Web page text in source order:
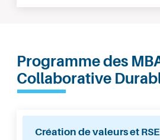
Programme des
Collaborative
Création de valeurs et RSE